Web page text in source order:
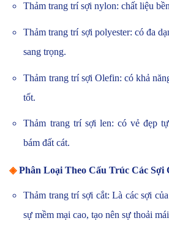
Thảm trang trí sợi nylon: chất liệu
Thảm trang trí sợi polyester: có đa
sang trọng.
Thảm trang trí sợi Olefin: có khả
tốt.
Thảm trang trí sợi len: có vẻ đẹp
bám đất cát.
◈Phân Loại Theo Cấu Trúc Các
Thảm trang trí sợi cắt: Là các sợi
sự mềm mại cao, tạo nên sự thoải